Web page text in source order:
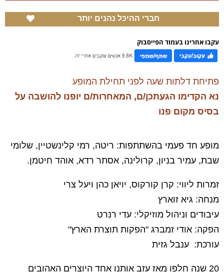
חברי ההיכל נהנים יותר
עקבו אחרינו בעמוד הפייסבוק
פתיחת דלתות שעה לפני תחילת המופע
נא הקדימו הגעתכן/ם, המאחרות/ם יופנו להושבה על
בסיס מקום פנו
מופע חד פעמי בהשתתפות: ריטה, רמי קלינשטיין, שלומי
שבת, עמיר בניון, קרולינה, אסתר רדא, אוהד חיטמן.
זמרות ליווי: קרן קורקוס, יויאן כהן ויעל צרי
מנחה: גיא זוארץ
עיבודים וניהול מוזיקלי: עדי רנרט
הפקה: אודי זמברג "הפקות תוצרת הארץ"
עורכת: ענבל גזית
20 שנה חלפו מאז עזב אותנו אחד היוצרים האהובים